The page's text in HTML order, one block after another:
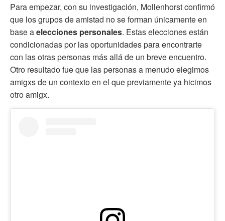
Para empezar, con su investigación, Mollenhorst confirmó
que los grupos de amistad no se forman únicamente en
base aelecciones personales. Estas elecciones están
condicionadas por las oportunidades para encontrarte
con las otras personas más allá de un breve encuentro.
Otro resultado fue que las personas a menudo elegimos
amigxs de un contexto en el que previamente ya hicimos
otro amigx.